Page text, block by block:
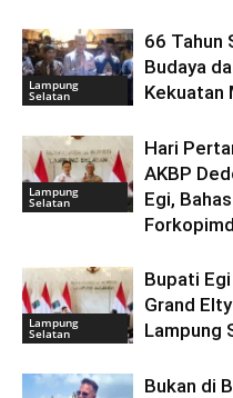
Lampung
Selatan
66 Tahun
Budaya
Kekuatan
Lampung
Selatan
Hari
AKBP
Egi,
Lampung
Selatan
Bupati
Grand
Lampung
Bukan di